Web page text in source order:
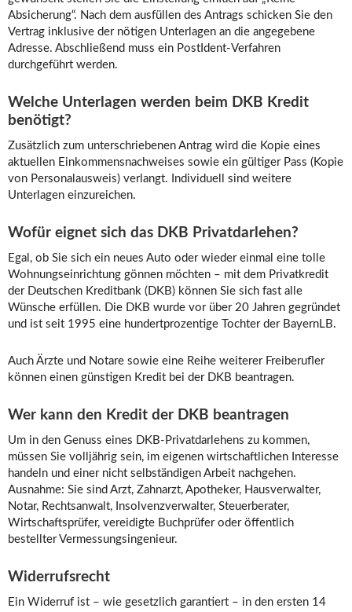
Absicherung“. Nach dem ausfüllen des Antrags schicken Sie den
Vertrag inklusive der nötigen Unterlagen an die angegebene
Adresse. Abschließend muss ein PostIdent-Verfahren
durchgeführt werden.
Welche Unterlagen werden beim DKB Kredit
benötigt?
Zusätzlich zum unterschriebenen Antrag wird die Kopie eines
aktuellen Einkommensnachweises sowie ein gültiger Pass (Kopie
von Personalausweis) verlangt. Individuell sind weitere
Unterlagen einzureichen.
Wofür eignet sich das DKB Privatdarlehen?
Egal, ob Sie sich ein neues Auto oder wieder einmal eine tolle
Wohnungseinrichtung gönnen möchten – mit dem Privatkredit
der Deutschen Kreditbank (DKB) können Sie sich fast alle
Wünsche erfüllen. Die DKB wurde vor über 20 Jahren gegründet
und ist seit 1995 eine hundertprozentige Tochter der BayernLB.
Auch Ärzte und Notare sowie eine Reihe weiterer Freiberufler
können einen günstigen Kredit bei der DKB beantragen.
Wer kann den Kredit der DKB beantragen
Um in den Genuss eines DKB-Privatdarlehens zu kommen,
müssen Sie volljährig sein, im eigenen wirtschaftlichen Interesse
handeln und einer nicht selbständigen Arbeit nachgehen.
Ausnahme: Sie sind Arzt, Zahnarzt, Apotheker, Hausverwalter,
Notar, Rechtsanwalt, Insolvenzverwalter, Steuerberater,
Wirtschaftsprüfer, vereidigte Buchprüfer oder öffentlich
bestellter Vermessungsingenieur.
Widerrufsrecht
Ein Widerruf ist – wie gesetzlich garantiert – in den ersten 14